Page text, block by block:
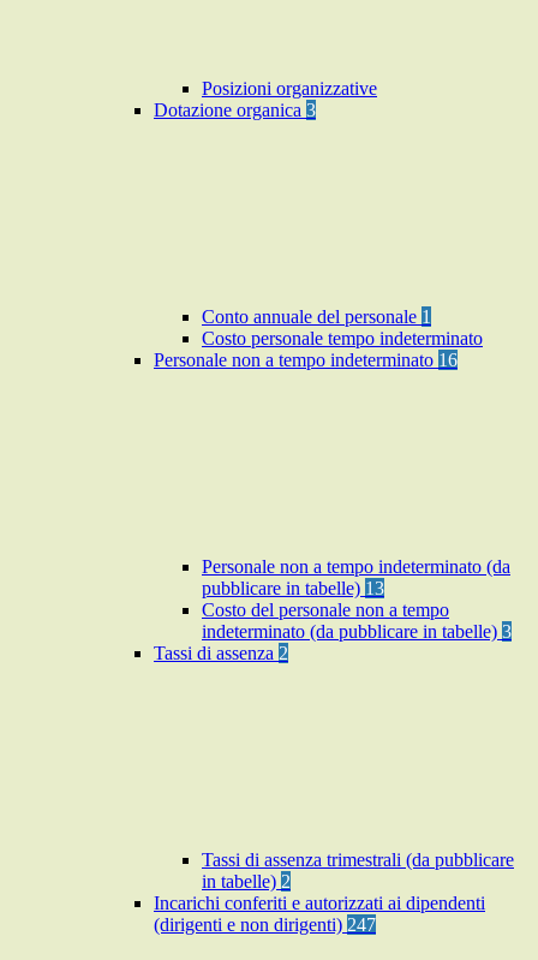
Posizioni organizzative
Dotazione organica 3
Conto annuale del personale 1
Costo personale tempo indeterminato
Personale non a tempo indeterminato 16
Personale non a tempo indeterminato (da
pubblicare in tabelle) 13
Costo del personale non a tempo
indeterminato (da pubblicare in tabelle) 3
Tassi di assenza 2
Tassi di assenza trimestrali (da pubblicare
in tabelle) 2
Incarichi conferiti e autorizzati ai dipendenti
(dirigenti e non dirigenti) 247